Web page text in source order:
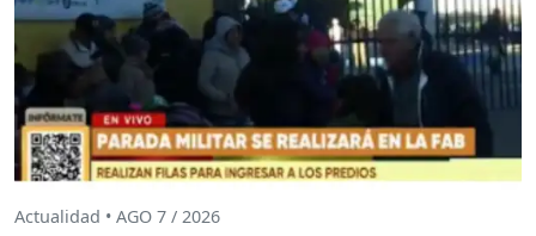
Actualidad • AGO 7 / 2026